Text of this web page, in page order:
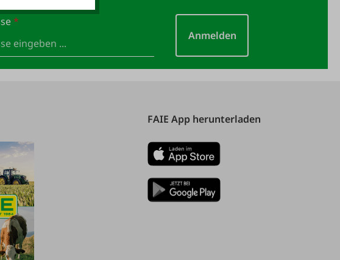
*
Anmelden
FAIE App herunterladen